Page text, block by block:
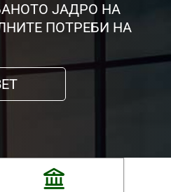
ЈАДРО НА
ПОТРЕБИ НА